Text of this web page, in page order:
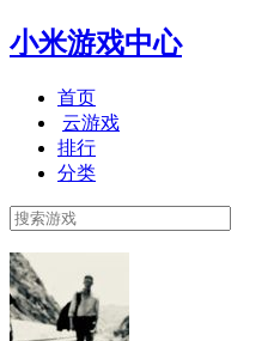
小米游戏中心
首页
云游戏
排行
分类